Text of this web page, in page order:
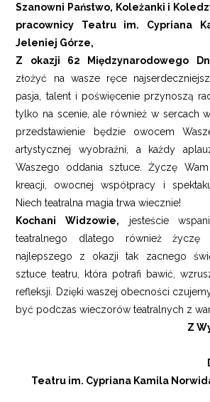
Szanowni Państwo, Koleżanki i
pracownicy Teatru im. Cypriana
Jeleniej Górze,
Z okazji 62 Międzynarodowego
złożyć na wasze ręce
pasja, talent i poświęcenie przynoszą
tylko na scenie, ale również w sercach
przedstawienie będzie owocem
artystycznej wyobraźni, a każdy
Waszego oddania sztuce. Życzę Wam
kreacji, owocnej współpracy i
Niech teatralna magia trwa wiecznie!
Kochani Widzowie, jesteście
teatralnego dlatego również życzę
najlepszego z okazji tak zacnego
sztuce teatru, która potrafi bawić,
refleksji. Dzięki waszej obecności
być podczas wieczorów teatralnych z
Z
Teatru im. Cypriana Kamila